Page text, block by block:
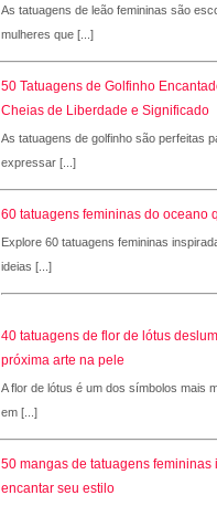
As tatuagens de leão femininas são
mulheres que [...]
50 Tatuagens de Golfinho
Cheias de Liberdade e Significado
As tatuagens de golfinho são perfeitas
expressar [...]
60 tatuagens femininas do oceano
Explore 60 tatuagens femininas
ideias [...]
40 tatuagens de flor de lótus
próxima arte na pele
A flor de lótus é um dos símbolos mais
em [...]
50 mangas de tatuagens femininas
encantar seu estilo